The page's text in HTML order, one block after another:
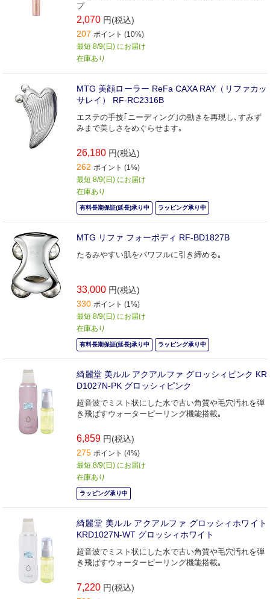
プ
2,070 円(税込)
207 ポイント (10%)
最短 8/9(日) にお届け
在庫あり
MTG 美顔ローラー ReFa CAXA RAY（リファカッ
サレイ） RF-RC2316B
エステの手技｢ニーディング｣の動きを再現し､すみず
みまで美しさをめぐらせます｡
26,180 円(税込)
262 ポイント (1%)
最短 8/9(日) にお届け
在庫あり
有料長期保証(延長)承り中 ラッピング承り中
MTG リファ フォーボディ RF-BD1827B
たるみやすい肌をパワフルに引き締める｡
33,000 円(税込)
330 ポイント (1%)
最短 8/9(日) にお届け
在庫あり
有料長期保証(延長)承り中 ラッピング承り中
綺麗堂 美ルル アクアルファ グロッシィピンク KR
D1027N-PK グロッシィピンク
超音波でミスト状にした水で古い角質や毛穴汚れを弾
き飛ばすウォーターピーリング機能搭載｡
6,859 円(税込)
275 ポイント (4%)
最短 8/9(日) にお届け
在庫あり
ラッピング承り中
綺麗堂 美ルル アクアルファ グロッシィホワイト
KRD1027N-WT グロッシィホワイト
超音波でミスト状にした水で古い角質や毛穴汚れを弾
き飛ばすウォーターピーリング機能搭載｡
7,220 円(税込)